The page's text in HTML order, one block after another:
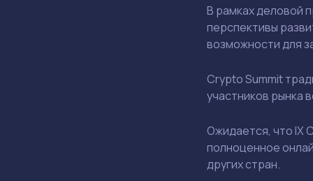
В рамках деловой
перспективы
возможности для
Crypto Summit
участников рынка
Ожидается, что IX
полноценное
других стран.